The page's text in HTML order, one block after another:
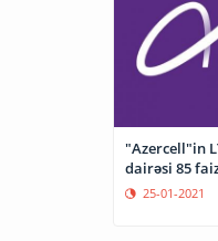
"Azercell"in
dairəsi 85
25-01-2021